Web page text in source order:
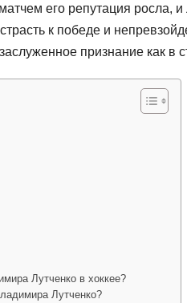
его репутация росла,
к победе и
признание как в
Лутченко в хоккее?
Лутченко?